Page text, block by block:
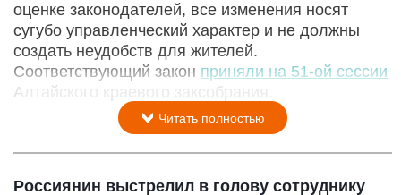
оценке законодателей, все изменения носят
сугубо управленческий характер и не должны
создать неудобств для жителей.
Соответствующий закон приняли на 51-ой сессии
Алтайского краевого заксобрания.
Читать полностью
Россиянин выстрелил в голову сотруднику